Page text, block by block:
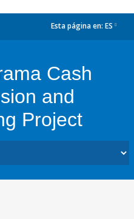
Esta página en: ES
Cash
and
Project